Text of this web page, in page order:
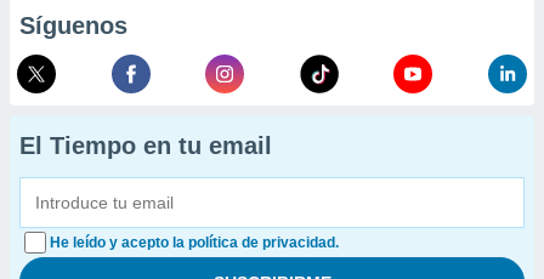
Síguenos
El Tiempo en tu email
He leído y acepto la política de privacidad.